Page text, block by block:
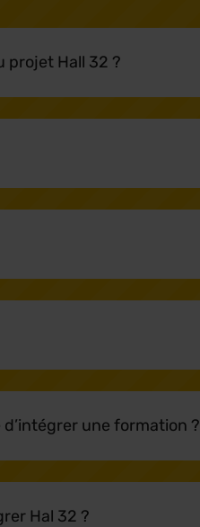
projet Hall 32 ?
une formation ?
Hal 32 ?